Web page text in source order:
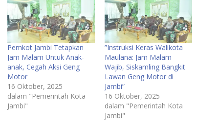
Pemkot Jambi Tetapkan
Jam Malam Untuk Anak-
anak, Cegah Aksi Geng
Motor
16 Oktober, 2025
dalam "Pemerintah Kota
Jambi"
​”Instruksi Keras Walikota
Maulana: Jam Malam
Wajib, Siskamling Bangkit
Lawan Geng Motor di
Jambi”
16 Oktober, 2025
dalam "Pemerintah Kota
Jambi"